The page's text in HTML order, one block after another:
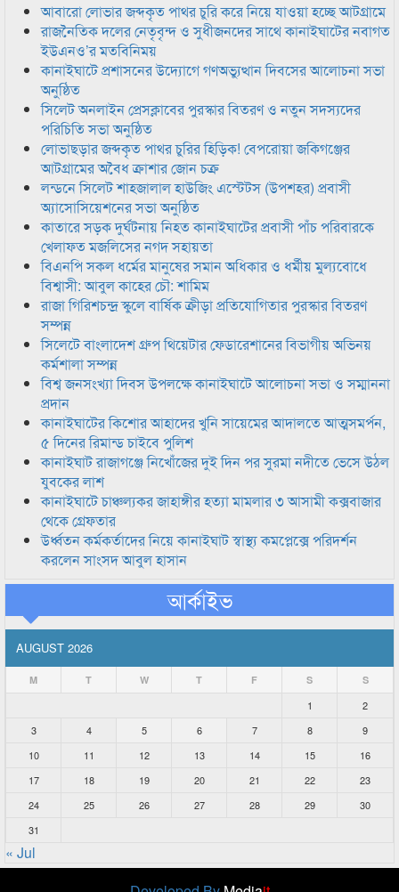
আবারো লোভার জব্দকৃত পাথর চুরি করে নিয়ে যাওয়া হচ্ছে আটগ্রামে
রাজনৈতিক দলের নেতৃবৃন্দ ও সুধীজনদের সাথে কানাইঘাটের নবাগত
ইউএনও’র মতবিনিময়
কানাইঘাটে প্রশাসনের উদ্যোগে গণঅভ্যুত্থান দিবসের আলোচনা সভা
অনুষ্ঠিত
সিলেট অনলাইন প্রেসক্লাবের পুরস্কার বিতরণ ও নতুন সদস্যদের
পরিচিতি সভা অনুষ্ঠিত
লোভাছড়ার জব্দকৃত পাথর চুরির হিড়িক! বেপরোয়া জকিগঞ্জের
আটগ্রামের অবৈধ ক্রাশার জোন চক্র
লন্ডনে সিলেট শাহজালাল হাউজিং এস্টেটস (উপশহর) প্রবাসী
অ্যাসোসিয়েশনের সভা অনুষ্ঠিত
কাতারে সড়ক দুর্ঘটনায় নিহত কানাইঘাটের প্রবাসী পাঁচ পরিবারকে
খেলাফত মজলিসের নগদ সহায়তা
বিএনপি সকল ধর্মের মানুষের সমান অধিকার ও ধর্মীয় মুল্যবোধে
বিশ্বাসী: আবুল কাহের চৌ: শামিম
রাজা গিরিশচন্দ্র স্কুলে বার্ষিক ক্রীড়া প্রতিযোগিতার পুরস্কার বিতরণ
সম্পন্ন
সিলেটে বাংলাদেশ গ্রুপ থিয়েটার ফেডারেশানের বিভাগীয় অভিনয়
কর্মশালা সম্পন্ন
বিশ্ব জনসংখ্যা দিবস উপলক্ষে কানাইঘাটে আলোচনা সভা ও সম্মাননা
প্রদান
কানাইঘাটের কিশোর আহাদের খুনি সায়েমের আদালতে আত্মসমর্পন,
৫ দিনের রিমান্ড চাইবে পুলিশ
কানাইঘাট রাজাগঞ্জে নিখোঁজের দুই দিন পর সুরমা নদীতে ভেসে উঠল
যুবকের লাশ
কানাইঘাটে চাঞ্চল্যকর জাহাঙ্গীর হত্যা মামলার ৩ আসামী কক্সবাজার
থেকে গ্রেফতার
উর্ধ্বতন কর্মকর্তাদের নিয়ে কানাইঘাট স্বাস্থ্য কমপ্লেক্সে পরিদর্শন
করলেন সাংসদ আবুল হাসান
আর্কাইভ
AUGUST 2026
M T W T F S S
1
2
3
4 5 6 7 8
9
10
11 12 13 14 15
16
17
18 19 20 21 22
23
24
25 26 27 28 29
30
31
« Jul